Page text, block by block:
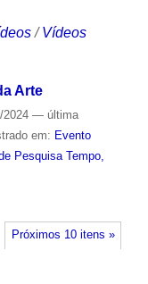
/Vídeos
Arte
— última
em: Evento
Pesquisa Tempo,
Próximos 10 itens »